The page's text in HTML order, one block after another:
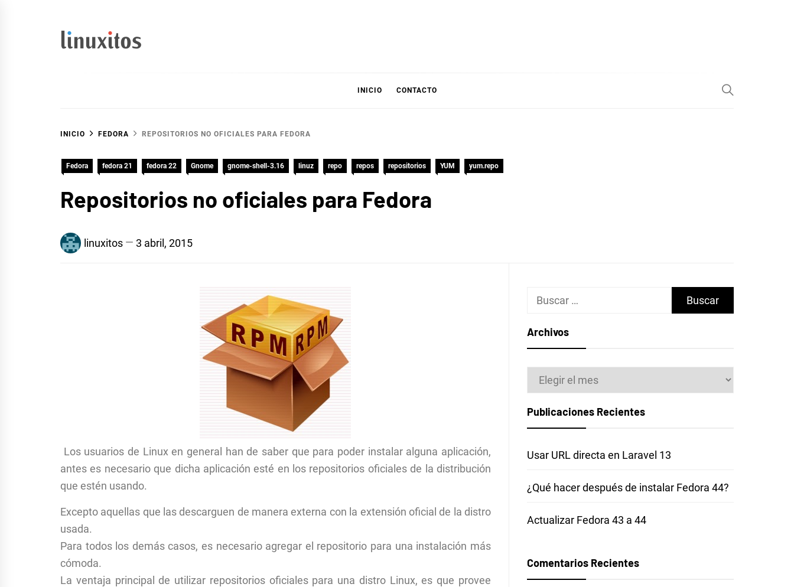
INICIO CONTACTO
INICIO FEDORA REPOSITORIOS NO OFICIALES PARA FEDORA
Fedora fedora 21 fedora 22 Gnome gnome-shell-3.16 linuz repo repos repositorios YUM yum.repo
Repositorios no oficiales para Fedora
linuxitos 3 abril, 2015
Los usuarios de Linux en general han de saber que para poder instalar alguna aplicación,
antes es necesario que dicha aplicación esté en los repositorios oficiales de la distribución
que estén usando.
Excepto aquellas que las descarguen de manera externa con la extensión oficial de la distro
usada.
Para todos los demás casos, es necesario agregar el repositorio para una instalación más
cómoda.
La ventaja principal de utilizar repositorios oficiales para una distro Linux, es que provee
Buscar:
Archivos
Archivos
Publicaciones Recientes
Usar URL directa en Laravel 13
¿Qué hacer después de instalar Fedora 44?
Actualizar Fedora 43 a 44
Comentarios Recientes